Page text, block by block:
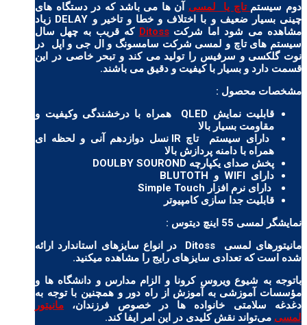
دوم سیستم تاچ یا لمسی آن ها می باشد که در دستگاه های
چینی بسیار ضعیف و با اختلاف و خطا و تاخیر و DELAY زیاد
مشاهده می شود اما شرکتDitoss که قریب به چهل سال
سیستم های تاچ و لمسی شرکت سامسونگ و ال جی و اپل در
نوت گلکسی و سرفیس را تولید می کند و تبحر خاصی در این
قسمت دارد و بسیار با کیفیت و دقیق می باشند.
مشخصات محصول :
قابلیت نمایش QLED همراه با درخشندگی وکیفیت و
مقاومت بسیار بالا
دارای سیستم تاچ IR نسل دوازدهم آنی و لحظه ای
همراه با دامنه پردازش بالا
پخش صدای یکپارچه DOULBY SOUROND
دارای WIFI و BLUTOTH
دارای نرم افزار Simple Touch
قابلیت جدا سازی کامپیوتر
نمایشگر لمسی 55 اینچ دیتوس :
مانیتورهای لمسی Ditoss در انواع سایزهای استاندارد ارائه
شده است که تعدادی سایزهای رایج را مشاهده میکنید.
باتوجه به شیوع ویروس کرونا و الزام مدارس و دانشگاه ها و
مؤسسات آموزشی به آموزش از راه دور و همچنین با توجه به
دغدغه سلامتی خانواده ها در خصوص فرزندان، مانیتور
لمسی می‌تواند نقش کلیدی در این امر ایفا کند.